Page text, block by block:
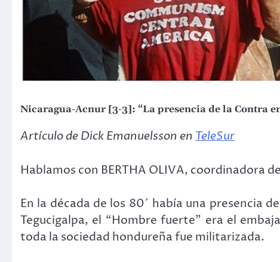
Nicaragua-Acnur [3-3]: “La presencia de la Contra
Artículo de Dick Emanuelsson en TeleSur
Hablamos con BERTHA OLIVA, coordinadora
En la década de los 80´ había una presencia
Tegucigalpa, el “Hombre fuerte” era el
toda la sociedad hondureña fue militarizada.